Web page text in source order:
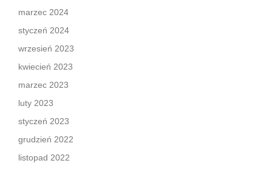
marzec 2024
styczeń 2024
wrzesień 2023
kwiecień 2023
marzec 2023
luty 2023
styczeń 2023
grudzień 2022
listopad 2022